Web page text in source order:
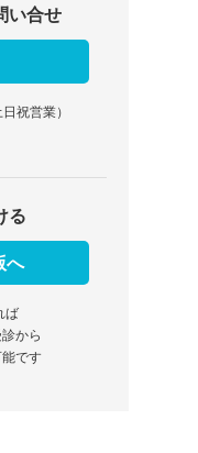
い合せ
祝営業）
る
へ
ば
から
です